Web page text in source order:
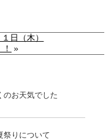
日（木）
»
のお天気でした
祭りについて